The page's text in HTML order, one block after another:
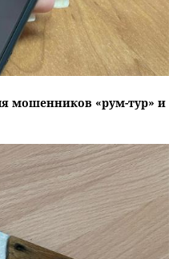
мошенников «рум-тур» и